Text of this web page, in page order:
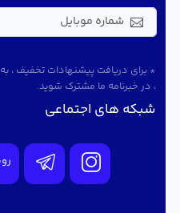
* برای دریافت پیشنهادات تخفیف ،
، در خبرنامه ما مشترک شوید.
شبکه های اجتماعی